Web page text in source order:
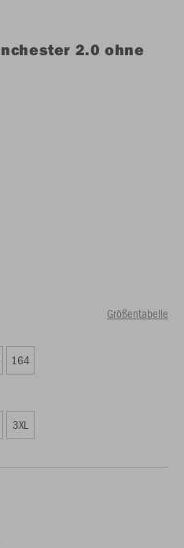
2.0 ohne
Größentabelle
164
3XL